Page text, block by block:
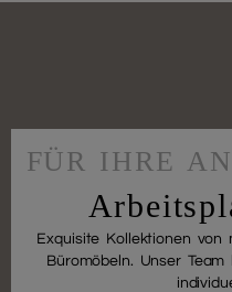
FÜR IHRE
Exquisite Kollektionen von
Büromöbeln. Unser